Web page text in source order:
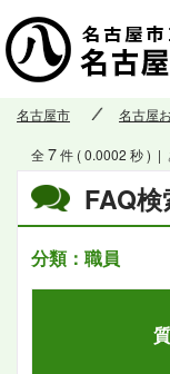
名古屋市 名古屋
FAQ検
分類：職員
全7件 ( 0.0002 秒 ) |